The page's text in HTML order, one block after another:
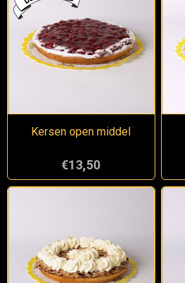
Kersen open middel
€13,50